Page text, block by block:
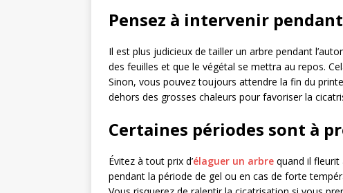
Pensez à intervenir
Il est plus judicieux de tailler un arbre pendant
des feuilles et que le végétal se mettra au repos.
Sinon, vous pouvez toujours attendre la fin du
dehors des grosses chaleurs pour favoriser la
Certaines périodes sont à
Évitez à tout prix d’élaguer un arbre quand il fleurit
pendant la période de gel ou en cas de forte